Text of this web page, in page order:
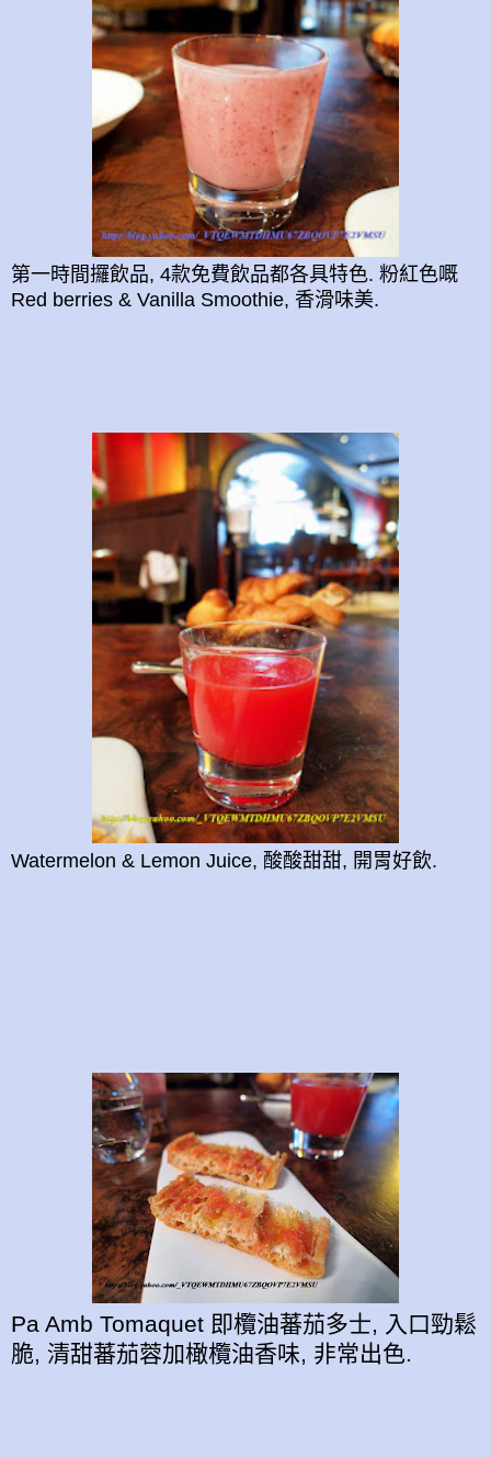
第一時間攞飲品, 4款免費飲品都各具特色. 粉紅色嘅
Red berries & Vanilla Smoothie, 香滑味美.
Watermelon & Lemon Juice, 酸酸甜甜, 開胃好飲.
Pa Amb Tomaquet 即欖油蕃茄多士, 入口勁鬆
脆, 清甜蕃茄蓉加橄欖油香味, 非常出色.